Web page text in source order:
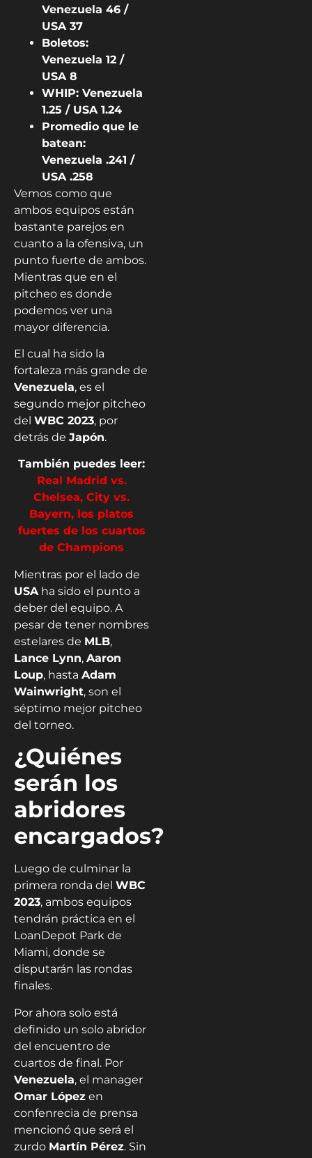
Venezuela 46 /
USA 37
Boletos:
Venezuela 12 /
USA 8
WHIP: Venezuela
1.25 / USA 1.24
Promedio que le
batean:
Venezuela .241 /
USA .258
Vemos como que
ambos equipos están
bastante parejos en
cuanto a la ofensiva, un
punto fuerte de ambos.
Mientras que en el
pitcheo es donde
podemos ver una
mayor diferencia.
El cual ha sido la
fortaleza más grande de
Venezuela, es el
segundo mejor pitcheo
del WBC 2023, por
detrás de Japón.
También puedes leer:
Real Madrid vs.
Chelsea, City vs.
Bayern, los platos
fuertes de los cuartos
de Champions
Mientras por el lado de
USA ha sido el punto a
deber del equipo. A
pesar de tener nombres
estelares de MLB,
Lance Lynn, Aaron
Loup, hasta Adam
Wainwright, son el
séptimo mejor pitcheo
del torneo.
¿Quiénes
serán los
abridores
encargados?
Luego de culminar la
primera ronda del WBC
2023, ambos equipos
tendrán práctica en el
LoanDepot Park de
Miami, donde se
disputarán las rondas
finales.
Por ahora solo está
definido un solo abridor
del encuentro de
cuartos de final. Por
Venezuela, el manager
Omar López en
confenrecia de prensa
mencionó que será el
zurdo Martín Pérez. Sin